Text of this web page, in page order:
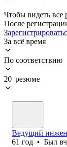
Чтобы видеть все
После
За всё время
По соответствию
20 резюме
Ведущий
61 год • Был